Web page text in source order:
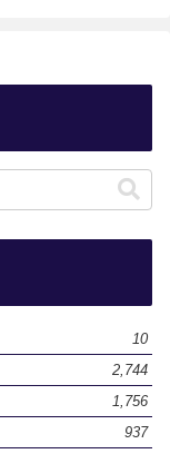
10
2,744
1,756
937